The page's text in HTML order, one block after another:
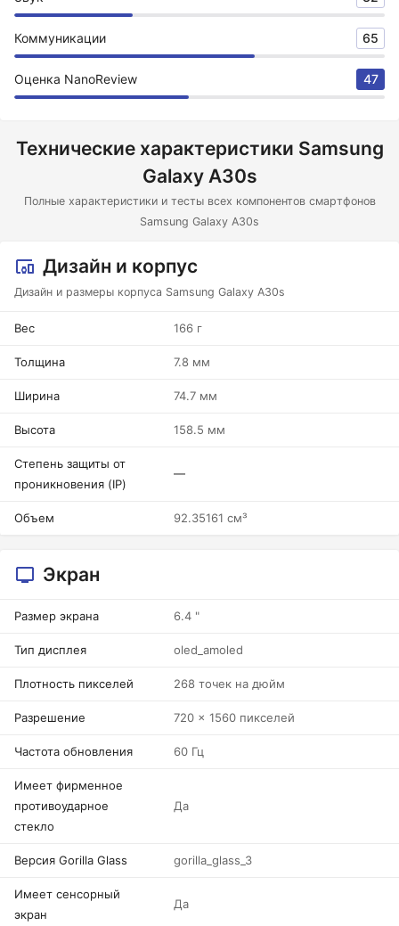
Коммуникации 65
Оценка NanoReview 47
Технические характеристики Samsung
Galaxy A30s
Полные характеристики и тесты всех компонентов смартфонов
Samsung Galaxy A30s
Дизайн и корпус
Дизайн и размеры корпуса Samsung Galaxy A30s
Вес 166 г
Толщина 7.8 мм
Ширина 74.7 мм
Высота 158.5 мм
Степень защиты от
проникновения (IP)
—
Объем 92.35161 см³
Экран
Размер экрана 6.4 "
Тип дисплея oled_amoled
Плотность пикселей 268 точек на дюйм
Разрешение 720 x 1560 пикселей
Частота обновления 60 Гц
Имеет фирменное
противоударное
стекло
Да
Версия Gorilla Glass gorilla_glass_3
Имеет сенсорный
экран
Да